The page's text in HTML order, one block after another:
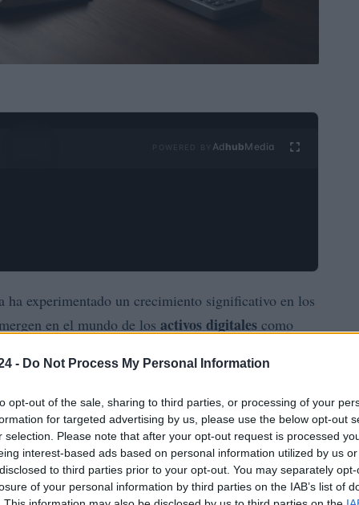
- Do Not Process My Personal Information
opt-out of the sale, sharing to third parties, or processing of your
for targeted advertising by us, please use the below opt-out
selection. Please note that after your opt-out request is processed
interest-based ads based on personal information utilized by us
to third parties prior to your opt-out. You may separately
of your personal information by third parties on the IAB’s list of
Ad hubMedia
ha experimentado un crecimiento significativo en los
en el mundo de los activos digitales como
no deben pasar por alto son las
en términos deseguridadfacilidad de usoy
siguen siendo un factor determinante a la
aparentemente pequeña puede suponer una
de los inversores activos.